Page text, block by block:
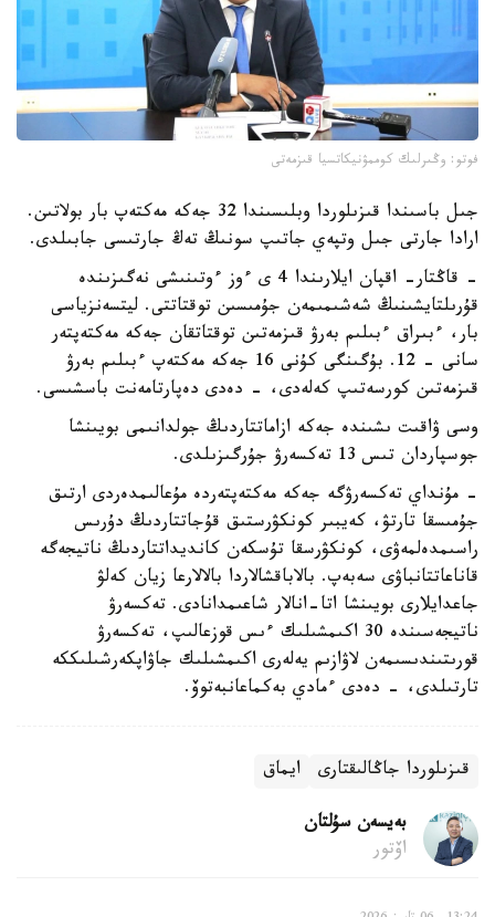
فوتو: وڭىرلىك كوممۋنيكاتسيا قىزمەتى
جىل باسىندا قىزىلوردا وبلىسىندا 32 جەكە مەكتەپ بار بولاتىن.
ارادا جارتى جىل وتپەي جاتىپ سونىڭ تەڭ جارتىسى جابىلدى.
- قاڭتار- اقپان ايلارىندا 4 ى ءوز ءوتىنىشى نەگىزىندە
قۇرىلتايشىنىڭ شەشىمىمەن جۇمىسىن توقتاتتى. ليتسەنزياسى
بار، ءبىراق ءبىلىم بەرۋ قىزمەتىن توقتاتقان جەكە مەكتەپتەر
سانى - 12. بۇگىنگى كۇنى 16 جەكە مەكتەپ ءبىلىم بەرۋ
قىزمەتىن كورسەتىپ كەلەدى، - دەدى دەپارتامەنت باسشىسى.
وسى ۋاقىت ىشىندە جەكە ازاماتتاردىڭ جولدانىمى بويىنشا
جوسپاردان تىس 13 تەكسەرۋ جۇرگىزىلدى.
- مۇنداي تەكسەرۋگە جەكە مەكتەپتەردە مۇعالىمدەردى ارتىق
جۇمىسقا تارتۋ، كەيبىر كونكۋرستىق قۇجاتتاردىڭ دۇرىس
راسىمدەلمەۋى، كونكۋرسقا تۇسكەن كانديداتتاردىڭ ناتيجەگە
قاناعاتتانباۋى سەبەپ. بالاباقشالاردا بالالارعا زيان كەلۋ
جاعدايلارى بويىنشا اتا-انالار شاعىمدانادى. تەكسەرۋ
ناتيجەسىندە 30 اكىمشىلىك ءىس قوزعالىپ، تەكسەرۋ
قورىتىندىسىمەن لاۋازىم يەلەرى اكىمشىلىك جاۋاپكەرشىلىككە
تارتىلدى، - دەدى ءمادي بەكماعانبەتوۆ.
قىزىلوردا جاڭالىقتارى ايماق
بەيسەن سۇلتان
اۆتور